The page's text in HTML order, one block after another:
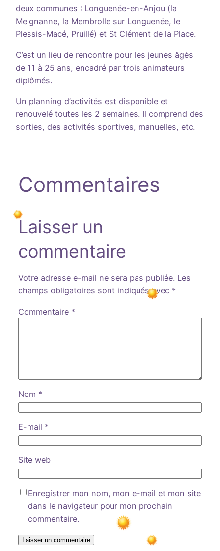
deux communes : Longuenée-en-Anjou (la
Meignanne, la Membrolle sur Longuenée, le
Plessis-Macé, Pruillé) et St Clément de la Place.
C’est un lieu de rencontre pour les jeunes âgés
de 11 à 25 ans, encadré par trois animateurs
diplômés.
Un planning d’activités est disponible et
renouvelé toutes les 2 semaines. Il comprend des
sorties, des activités sportives, manuelles, etc.
Commentaires
Laisser un
commentaire
Votre adresse e-mail ne sera pas publiée. Les
champs obligatoires sont indiqués avec *
Commentaire *
Nom *
E-mail *
Site web
Enregistrer mon nom, mon e-mail et mon site
dans le navigateur pour mon prochain
commentaire.